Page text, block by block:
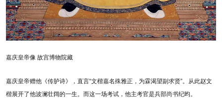
嘉庆皇帝像 故宫博物院藏
嘉庆皇帝赠他《传胪诗》，直言“文楷嘉名殊雅正，为霖渴望副求贤”。从此赵文
楷展开了他波澜壮阔的一生。而这一场考试，他主考官是兵部尚书纪昀。